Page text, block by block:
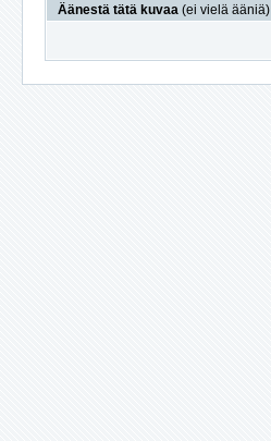
Äänestä tätä kuvaa (ei vielä ääniä)